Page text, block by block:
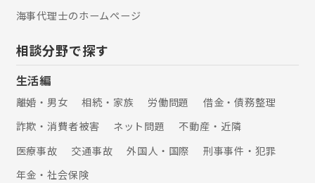
海事代理士のホームぺージ
相談分野で探す
生活編
離婚・男女 相続・家族 労働問題
借金・債務整理
詐欺・消費者被害
ネット問題
不動産・近隣
医療事故
交通事故 外国人・国際
刑事事件・犯罪
年金・社会保険